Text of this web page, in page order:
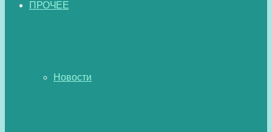
ПРОЧЕЕ
Новости